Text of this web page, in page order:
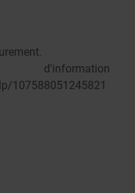
107588051245821